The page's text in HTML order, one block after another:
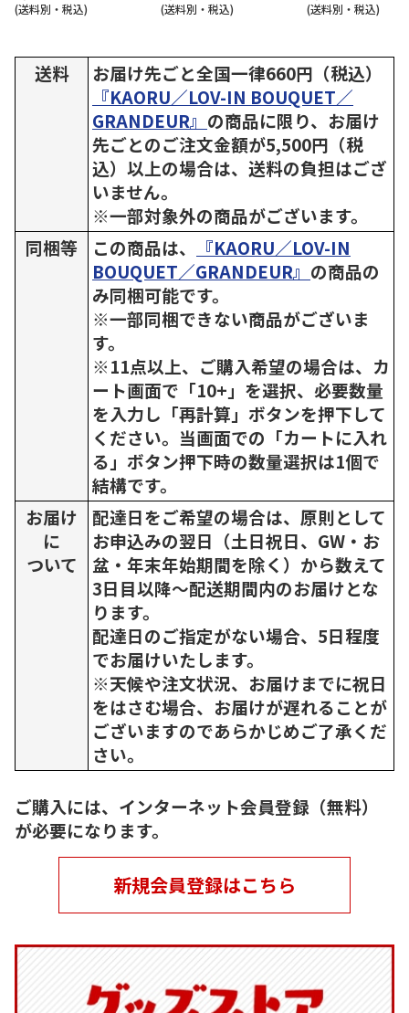
(送料別・税込) (送料別・税込) (送料別・税込)
送料
お届け先ごと全国一律660円（税込）
『KAORU／LOV-IN BOUQUET／
GRANDEUR』 の商品に限り、お届け
先ごとのご注文金額が5,500円（税
込）以上の場合は、送料の負担はござ
いません。
※一部対象外の商品がございます。
同梱等
この商品は、
『KAORU／LOV-IN
BOUQUET／GRANDEUR』 の商品の
み同梱可能です。
※一部同梱できない商品がございま
す。
※11点以上、ご購入希望の場合は、カ
ート画面で「10+」を選択、必要数量
を入力し「再計算」ボタンを押下して
ください。当画面での「カートに入れ
る」ボタン押下時の数量選択は1個で
結構です。
お届け
に
ついて
配達日をご希望の場合は、原則として
お申込みの翌日（土日祝日、GW・お
盆・年末年始期間を除く）から数えて
3日目以降～配送期間内のお届けとな
ります。
配達日のご指定がない場合、5日程度
でお届けいたします。
※天候や注文状況、お届けまでに祝日
をはさむ場合、お届けが遅れることが
ございますのであらかじめご了承くだ
さい。
ご購入には、インターネット会員登録（無料）
が必要になります。
新規会員登録はこちら